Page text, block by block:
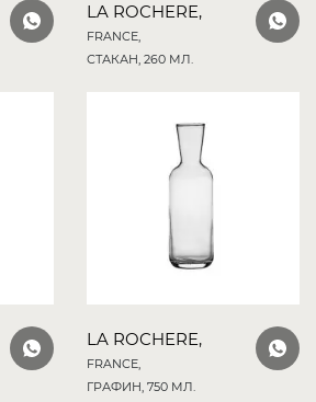
LA ROCHERE,
FRANCE,
СТАКАН, 260 МЛ.
LA ROCHERE,
FRANCE,
ГРАФИН, 750 МЛ.